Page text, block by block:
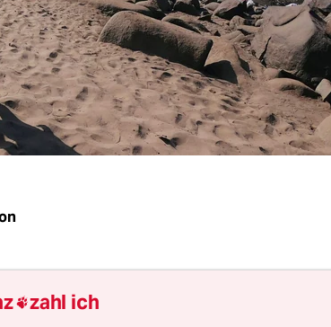
Stadt verstreut“, gibt die
International Berichte aus der
zahl ich